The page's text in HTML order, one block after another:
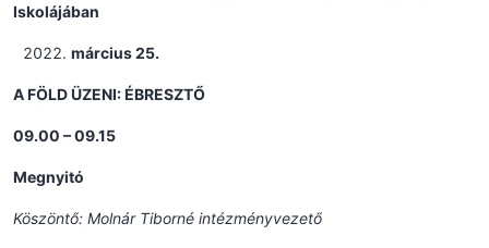
Iskolájában
március 25.
A FÖLD ÜZENI: ÉBRESZTŐ
09.00 – 09.15
Megnyitó
Köszöntő: Molnár Tiborné intézményvezető